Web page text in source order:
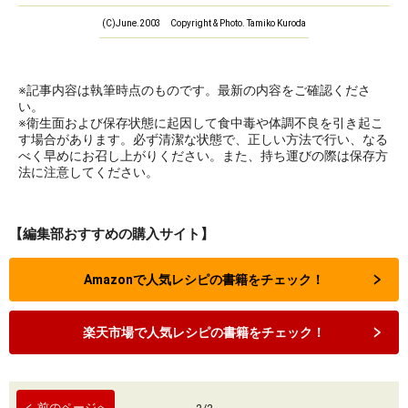
(C)June.2003 Copyright & Photo. Tamiko Kuroda
※記事内容は執筆時点のものです。最新の内容をご確認くださ
い。
※衛生面および保存状態に起因して食中毒や体調不良を引き起こ
す場合があります。必ず清潔な状態で、正しい方法で行い、なる
べく早めにお召し上がりください。また、持ち運びの際は保存方
法に注意してください。
【編集部おすすめの購入サイト】
Amazonで人気レシピの書籍をチェック！
楽天市場で人気レシピの書籍をチェック！